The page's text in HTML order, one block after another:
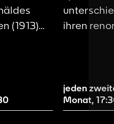
(1913)
unserer
ihren
Region
jeden
Monat,